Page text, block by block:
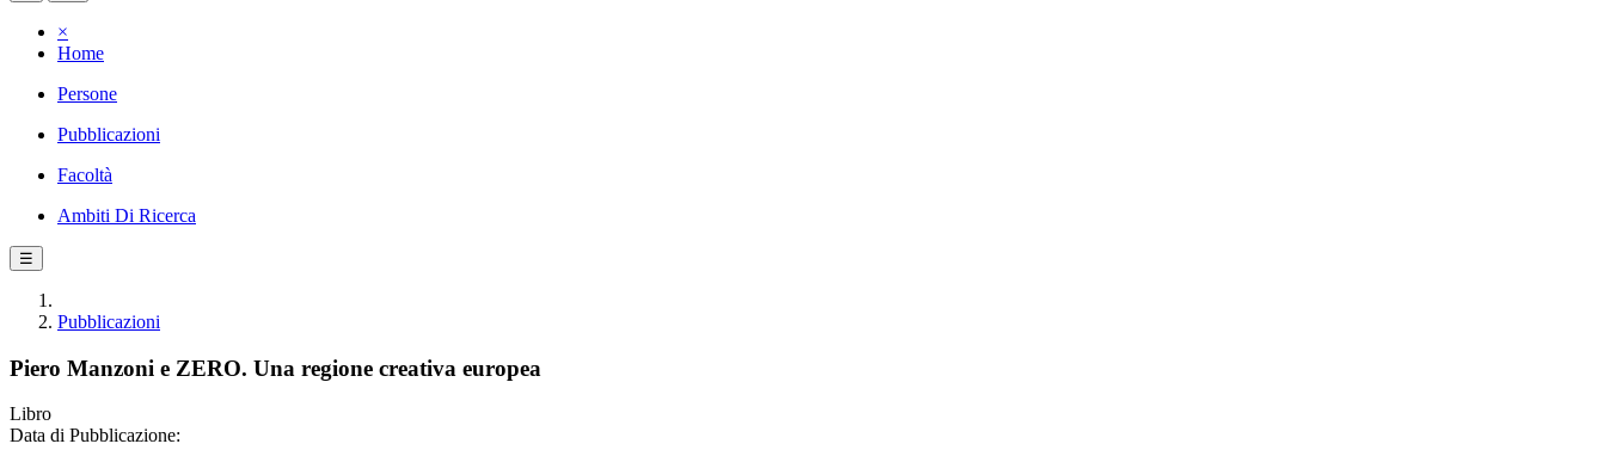
×
Home
Persone
Pubblicazioni
Facoltà
Ambiti Di Ricerca
☰
Pubblicazioni
Piero Manzoni e ZERO. Una regione creativa europea
Libro
Data di Pubblicazione: